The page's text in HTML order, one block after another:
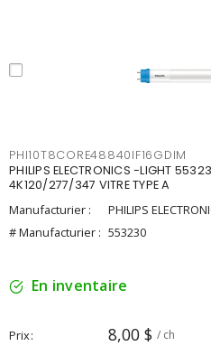
PHI10T8CORE48840IF16GDIM
PHILIPS ELECTRONICS -LIGHT
4K120/277/347 VITRE TYPE A
Manufacturier :
PHILIPS
# Manufacturier : 553230
En inventaire
Prix 8,00 $ / ch